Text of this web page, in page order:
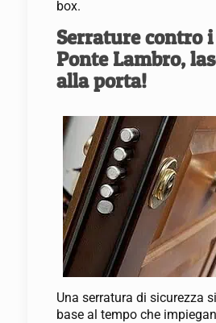
box.
Serrature contro
Ponte Lambro,
alla porta!
Una serratura di sicurezza
base al tempo che